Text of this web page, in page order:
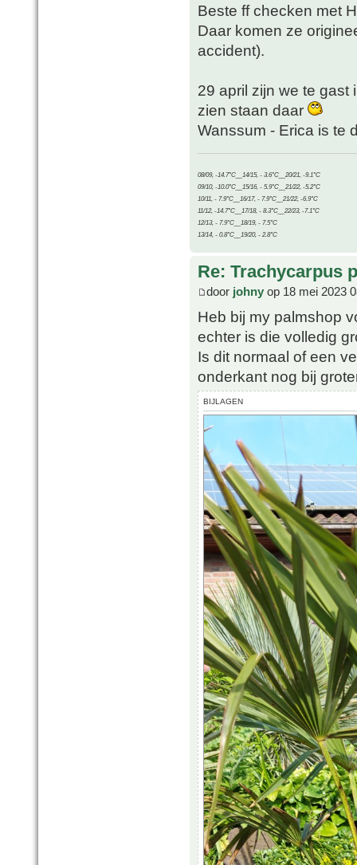
Beste ff checken met
Daar komen ze
accident).
29 april zijn we te gast
zien staan daar
Wanssum - Erica is te
08/09, -14.7°C__14/15, - 3.6°C__20/21, -9.1°C
09/10, -10.0°C__15/16, - 5.9°C__21/22, -5.2°C
10/11, - 7.9°C__16/17, - 7.9°C__21/22, -6.9°C
11/12, -14.7°C__17/18, - 8.3°C__22/23, -7.1°C
12/13, - 7.9°C__18/19, - 7.5°C
13/14, - 0.8°C__19/20, - 2.8°C
Re: Trachycarpus
door johny op 18 mei 2023
Heb bij my palmshop
echter is die volledig
Is dit normaal of een
onderkant nog bij
BIJLAGEN